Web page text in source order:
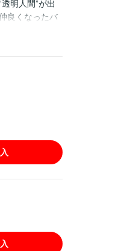
明人間”が出
良くなったバ
に収録されて